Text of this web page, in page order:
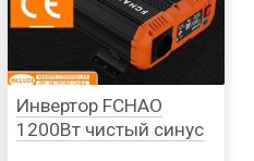
Инвертор FCHAO
1200Вт чистый синус